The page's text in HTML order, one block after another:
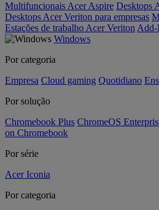
Multifuncionais Acer Aspire Desktops
Desktops Acer Veriton para empresas
Estações de trabalho Acer Veriton Add-
Windows
Por categoria
Empresa Cloud gaming Quotidiano
Por solução
Chromebook Plus ChromeOS
on Chromebook
Por série
Acer Iconia
Por categoria